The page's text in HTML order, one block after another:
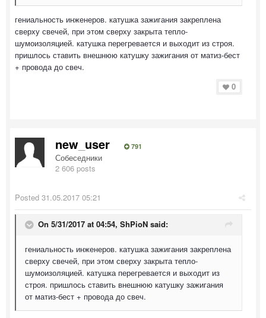
гениальность инженеров. катушка зажигания закреплена
сверху свечей, при этом сверху закрыта тепло-
шумоизоляцией. катушка перегревается и выходит из строя.
пришлось ставить внешнюю катушку зажигания от матиз-бест
+ провода до свеч.
0
new_user 791
Собеседники
2 606 posts
Posted 31.05.2017 05:21
On 5/31/2017 at 04:54, ShPioN said:
гениальность инженеров. катушка зажигания закреплена
сверху свечей, при этом сверху закрыта тепло-
шумоизоляцией. катушка перегревается и выходит из
строя. пришлось ставить внешнюю катушку зажигания
от матиз-бест + провода до свеч.